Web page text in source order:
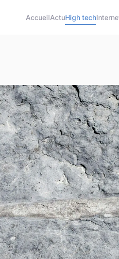
AccueilActuHigh tech